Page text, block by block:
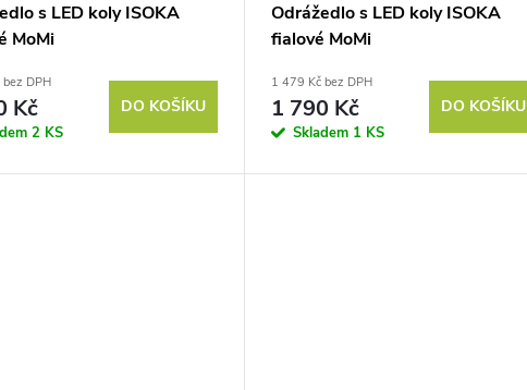
s LED koly ISOKA
MoMi
DPH
Kč
2 KS
DO KOŠÍKU
Odrážedlo s LED koly ISOKA
fialové MoMi
1 479 Kč bez DPH
1 790 Kč
Skladem 1 KS
DO KOŠÍKU